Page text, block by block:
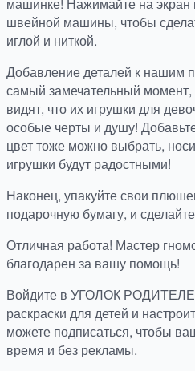
машинке! Нажимайте на экран
швейной машины, чтобы
иглой и ниткой.
Добавление деталей к нашим
самый замечательный момент,
видят, что их игрушки для
особые черты и душу!
цвет тоже можно выбрать,
игрушки будут радостными!
Наконец, упакуйте свои
подарочную бумагу, и
Отличная работа! Мастер
благодарен за вашу помощь!
Войдите в УГОЛОК
раскраски для детей и
можете подписаться, чтобы
время и без рекламы.